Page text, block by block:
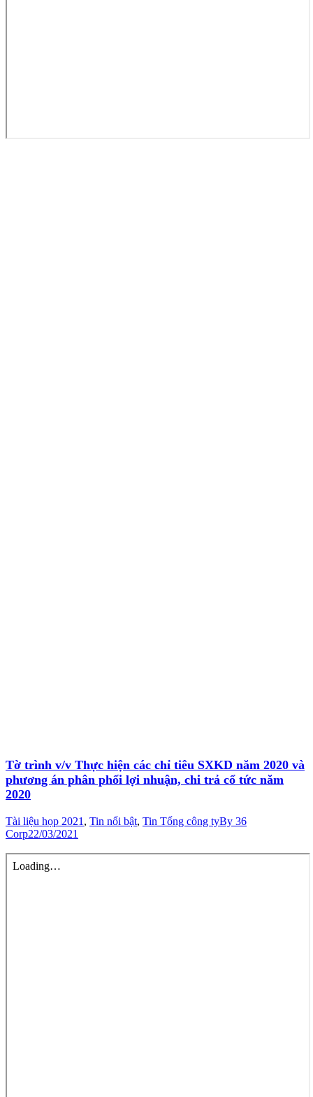
Tờ trình v/v Thực hiện các chỉ tiêu SXKD năm 2020 và
phương án phân phối lợi nhuận, chi trả cổ tức năm
2020
Tài liệu họp 2021 , Tin nổi bật, Tin Tổng công tyBy 36
Corp22/03/2021